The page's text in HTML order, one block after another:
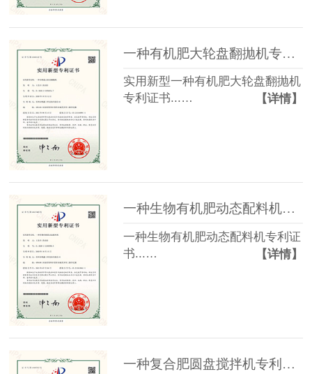
一种有机肥大轮盘翻抛机专利证书
实用新型一种有机肥大轮盘翻抛机
专利证书...…
【详情】
一种生物有机肥动态配料机专利证书
一种生物有机肥动态配料机专利证
书...…
【详情】
一种复合肥圆盘搅拌机专利证书